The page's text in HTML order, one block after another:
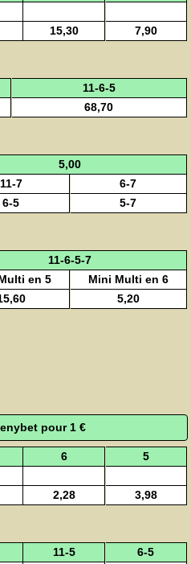
15,30 7,90
11-6-5
68,70
5,00
11-7
6-7
6-5 5-7
11-6-5-7
en 5
Mini Multi en 6
5,20
pour 1 €
6
5
2,28 3,98
11-5
6-5